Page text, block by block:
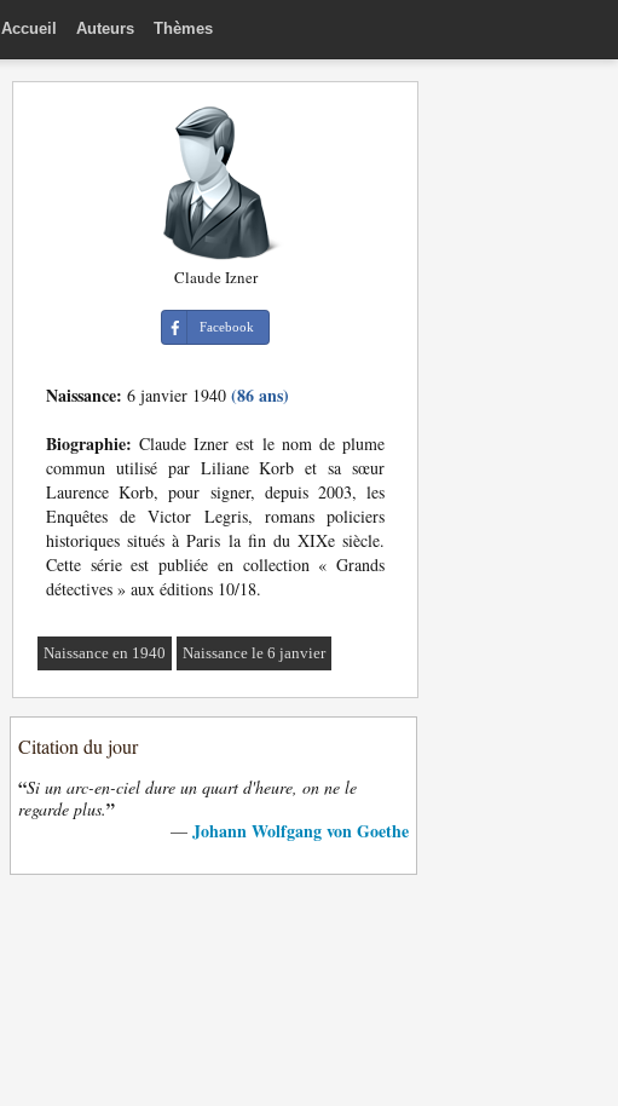
Accueil Auteurs Thèmes
Claude Izner
Facebook
Naissance: 6 janvier 1940 (86 ans)
Biographie: Claude Izner est le nom de plume
commun utilisé par Liliane Korb et sa sœur
Laurence Korb, pour signer, depuis 2003, les
Enquêtes de Victor Legris, romans policiers
historiques situés à Paris la fin du XIXe siècle.
Cette série est publiée en collection « Grands
détectives » aux éditions 10/18.
Naissance en 1940 Naissance le 6 janvier
Citation du jour
“Si un arc-en-ciel dure un quart d'heure, on ne le
regarde plus.”
— Johann Wolfgang von Goethe